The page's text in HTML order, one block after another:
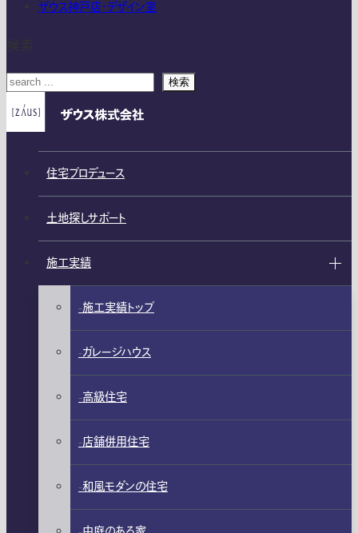
ザウス神戸店・デザイン室
検索
住宅プロデュース
土地探しサポート
施工実績
施工実績トップ
ガレージハウス
高級住宅
店舗併用住宅
和風モダンの住宅